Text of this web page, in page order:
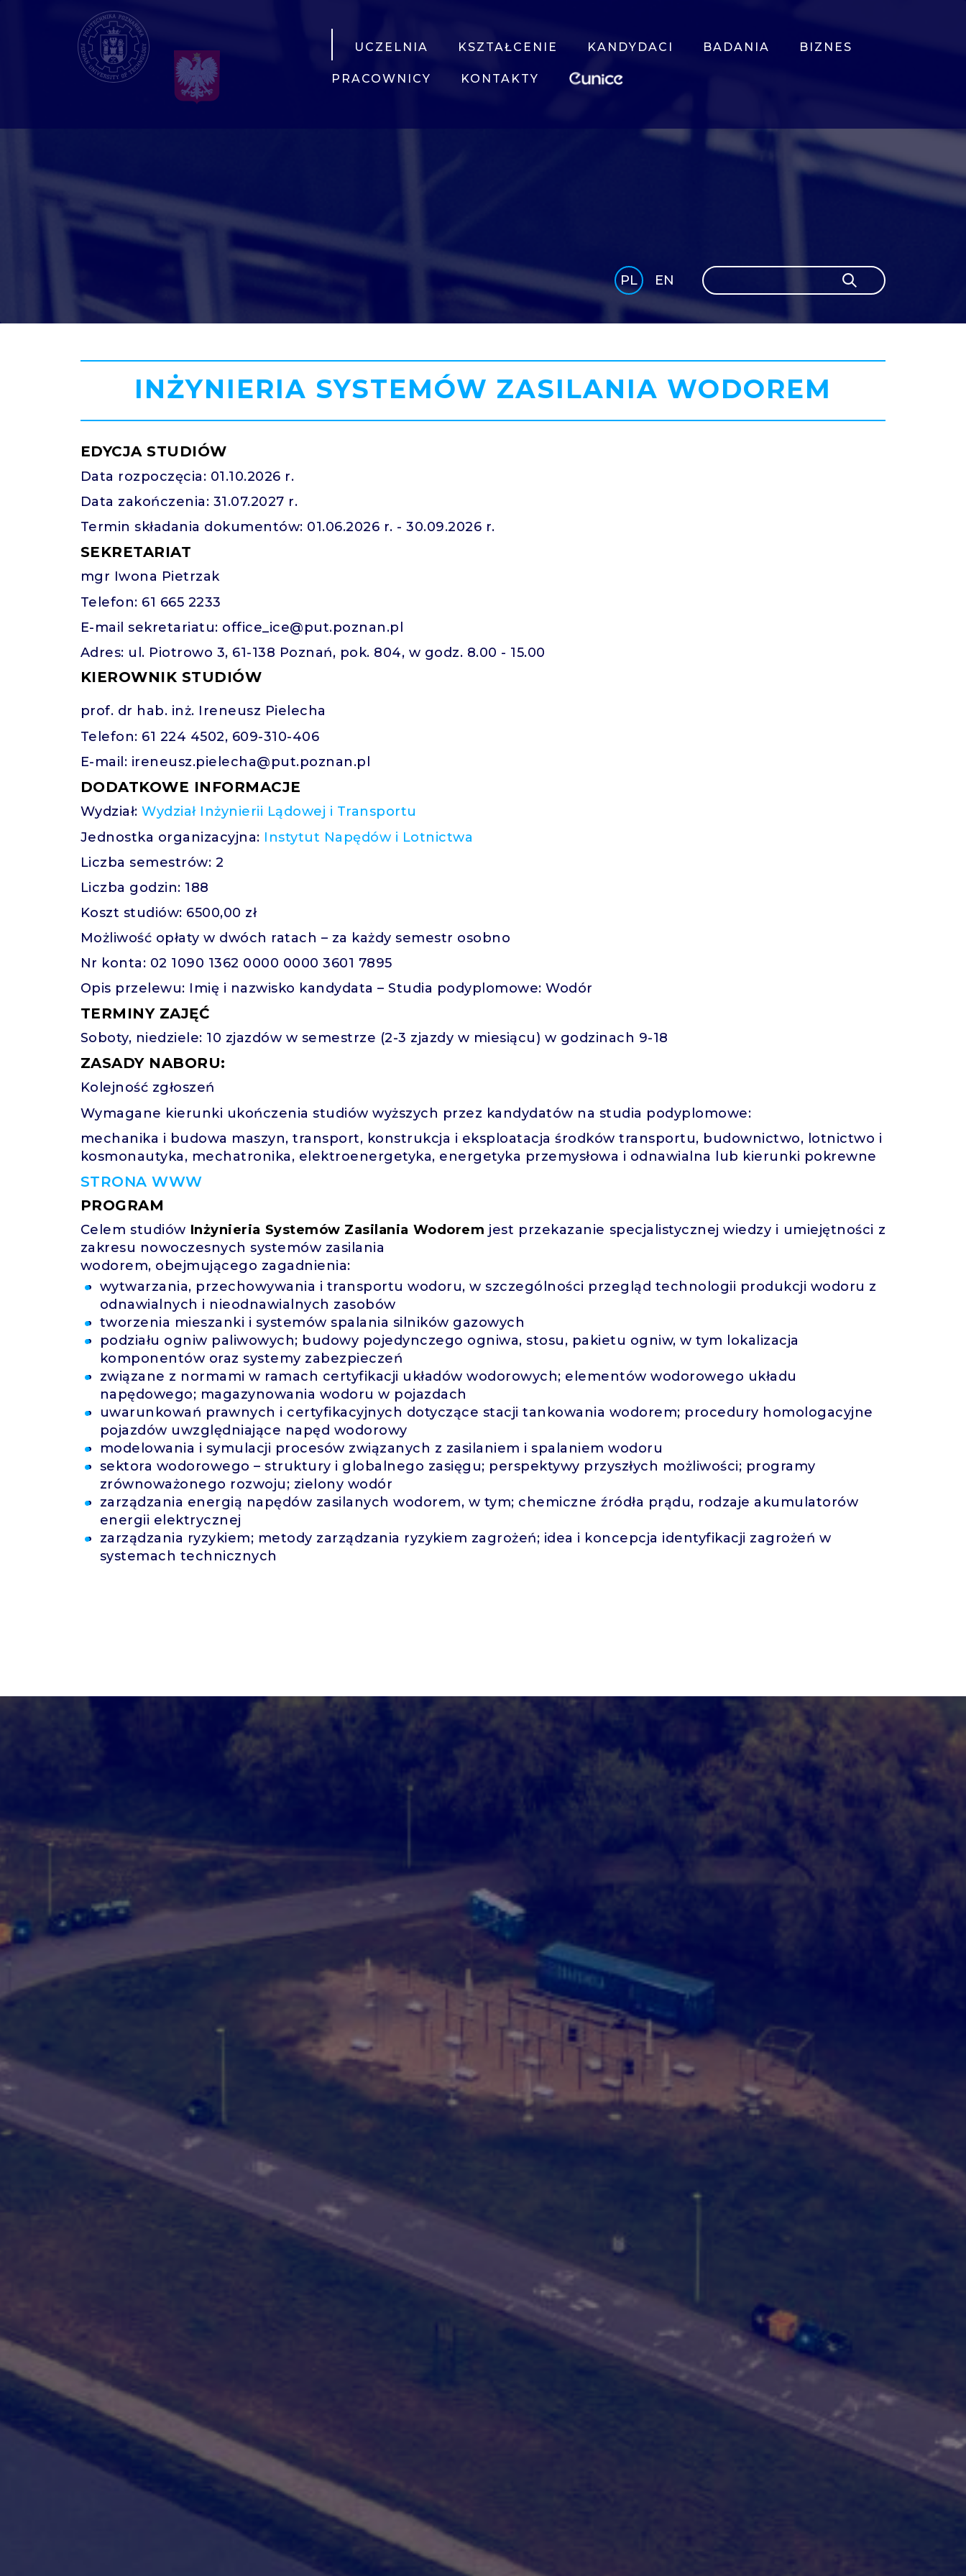
UCZELNIA KSZTAŁCENIE KANDYDACI BADANIA BIZNES
PRACOWNICY KONTAKTY
Szukaj Szukaj
PL
EN
GLI
SH
INŻYNIERIA SYSTEMÓW ZASILANIA WODOREM
EDYCJA STUDIÓW
Data rozpoczęcia: 01.10.2026 r.
Data zakończenia: 31.07.2027 r.
Termin składania dokumentów: 01.06.2026 r. - 30.09.2026 r.
SEKRETARIAT
mgr Iwona Pietrzak
Telefon: 61 665 2233
E-mail sekretariatu: office_ice@put.poznan.pl
Adres: ul. Piotrowo 3, 61-138 Poznań, pok. 804, w godz. 8.00 - 15.00
KIEROWNIK STUDIÓW
prof. dr hab. inż. Ireneusz Pielecha
Telefon: 61 224 4502, 609-310-406
E-mail: ireneusz.pielecha@put.poznan.pl
DODATKOWE INFORMACJE
Wydział:Wydział Inżynierii Lądowej i Transportu
Jednostka organizacyjna: Instytut Napędów i Lotnictwa
Liczba semestrów: 2
Liczba godzin: 188
Koszt studiów: 6500,00 zł
Możliwość opłaty w dwóch ratach – za każdy semestr osobno
Nr konta: 02 1090 1362 0000 0000 3601 7895
Opis przelewu: Imię i nazwisko kandydata – Studia podyplomowe: Wodór
TERMINY ZAJĘĆ
Soboty, niedziele: 10 zjazdów w semestrze (2-3 zjazdy w miesiącu) w godzinach 9-18
ZASADY NABORU:
Kolejność zgłoszeń
Wymagane kierunki ukończenia studiów wyższych przez kandydatów na studia podyplomowe:
mechanika i budowa maszyn, transport, konstrukcja i eksploatacja środków transportu, budownictwo, lotnictwo i
kosmonautyka, mechatronika, elektroenergetyka, energetyka przemysłowa i odnawialna lub kierunki pokrewne
STRONA WWW
PROGRAM
Celem studiów Inżynieria Systemów Zasilania Wodorem jest przekazanie specjalistycznej wiedzy i umiejętności z
zakresu nowoczesnych systemów zasilania
wodorem, obejmującego zagadnienia:
wytwarzania, przechowywania i transportu wodoru, w szczególności przegląd technologii produkcji wodoru z
odnawialnych i nieodnawialnych zasobów
tworzenia mieszanki i systemów spalania silników gazowych
podziału ogniw paliwowych; budowy pojedynczego ogniwa, stosu, pakietu ogniw, w tym lokalizacja
komponentów oraz systemy zabezpieczeń
związane z normami w ramach certyfikacji układów wodorowych; elementów wodorowego układu
napędowego; magazynowania wodoru w pojazdach
uwarunkowań prawnych i certyfikacyjnych dotyczące stacji tankowania wodorem; procedury homologacyjne
pojazdów uwzględniające napęd wodorowy
modelowania i symulacji procesów związanych z zasilaniem i spalaniem wodoru
sektora wodorowego – struktury i globalnego zasięgu; perspektywy przyszłych możliwości; programy
zrównoważonego rozwoju; zielony wodór
zarządzania energią napędów zasilanych wodorem, w tym; chemiczne źródła prądu, rodzaje akumulatorów
energii elektrycznej
zarządzania ryzykiem; metody zarządzania ryzykiem zagrożeń; idea i koncepcja identyfikacji zagrożeń w
systemach technicznych